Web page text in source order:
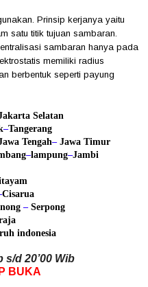
Prinsip kerjanya yaitu
satu titik tujuan sambaran.
sambaran hanya pada
memiliki radius
berbentuk seperti payung
Selatan
–Tangerang
Tengah– Jawa Timur
–lampung–Jambi
Cisarua
– Serpong
indonesia
s/d 20’00 Wib
BUKA